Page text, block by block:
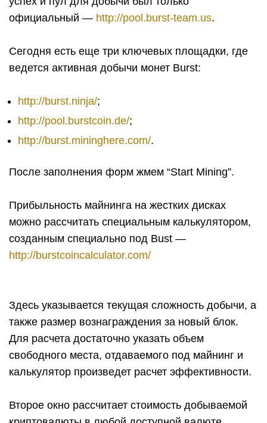
официальный — http://pool.burst-team.us.
Сегодня есть еще три ключевых площадки, где
ведется активная добычи монет Burst:
http://burst.ninja/;
http://pool.burstcoin.de/;
http://burst.mininghere.com/.
После заполнения форм жмем “Start Mining”.
Прибыльность майнинга на жестких дисках
можно рассчитать специальным калькулятором,
созданным специально под Bust —
http://burstcoincalculator.com/
Здесь указывается текущая сложность добычи, а
также размер вознаграждения за новый блок.
Для расчета достаточно указать объем
свободного места, отдаваемого под майнинг и
калькулятор произведет расчет эффективности.
Второе окно рассчитает стоимость добываемой